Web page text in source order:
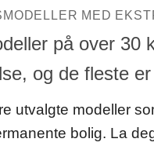
MED
på over 30
og de fleste
utvalgte modeller
bolig. La